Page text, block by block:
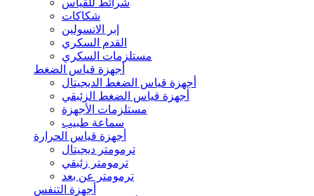
شرائط للقياس
شكاكات
إبر الانسولين
القدم السكري
مستلزمات السكري
أجهزة قياس الضغط
أجهزة قياس الضغط الديجيتال
أجهزة قياس الضغط الزئبقي
مستلزمات الأجهزة
سماعة طبيب
أجهزة قياس الحرارة
ترمومتر ديجيتال
ترمومتر زئبقي
ترمومتر عن بعد
أجهزة التنفس